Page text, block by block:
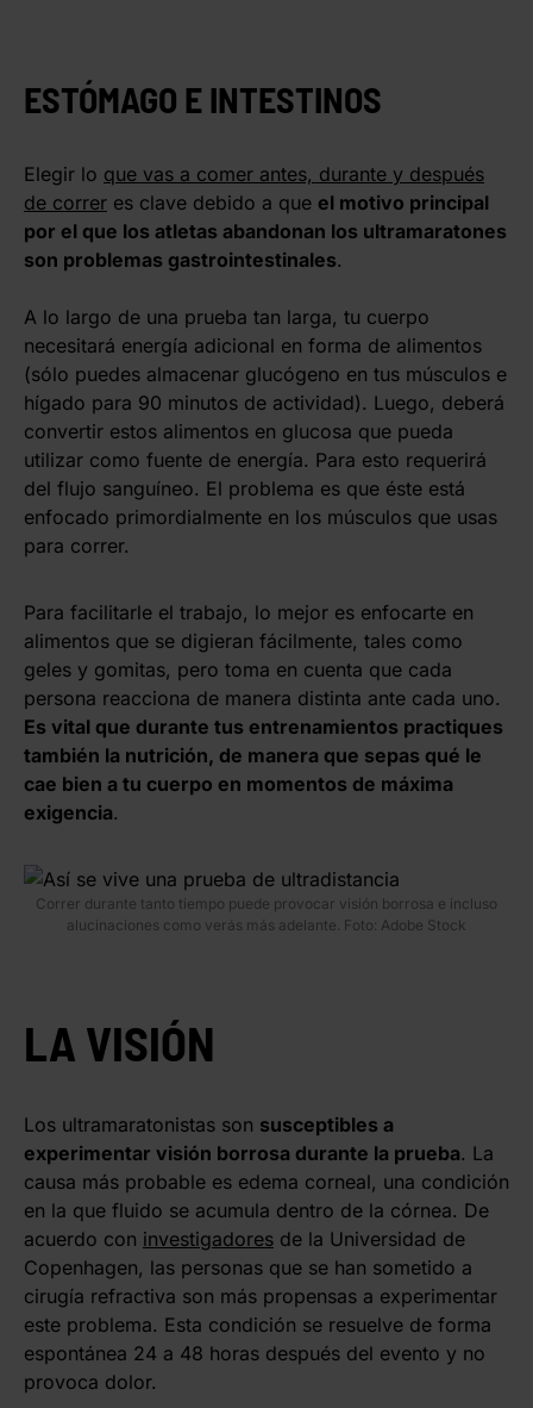
ESTÓMAGO E INTESTINOS
Elegir lo que vas a comer antes, durante y después
de correr es clave debido a que el motivo principal
por el que los atletas abandonan los ultramaratones
son problemas gastrointestinales.
A lo largo de una prueba tan larga, tu cuerpo
necesitará energía adicional en forma de alimentos
(sólo puedes almacenar glucógeno en tus músculos e
hígado para 90 minutos de actividad). Luego, deberá
convertir estos alimentos en glucosa que pueda
utilizar como fuente de energía. Para esto requerirá
del flujo sanguíneo. El problema es que éste está
enfocado primordialmente en los músculos que usas
para correr.
Para facilitarle el trabajo, lo mejor es enfocarte en
alimentos que se digieran fácilmente, tales como
geles y gomitas, pero toma en cuenta que cada
persona reacciona de manera distinta ante cada uno.
Es vital que durante tus entrenamientos practiques
también la nutrición, de manera que sepas qué le
cae bien a tu cuerpo en momentos de máxima
exigencia.
Correr durante tanto tiempo puede provocar visión borrosa e incluso
alucinaciones como verás más adelante. Foto: Adobe Stock
LA VISIÓN
Los ultramaratonistas son susceptibles a
experimentar visión borrosa durante la prueba. La
causa más probable es edema corneal, una condición
en la que fluido se acumula dentro de la córnea. De
acuerdo con investigadores de la Universidad de
Copenhagen, las personas que se han sometido a
cirugía refractiva son más propensas a experimentar
este problema. Esta condición se resuelve de forma
espontánea 24 a 48 horas después del evento y no
provoca dolor.